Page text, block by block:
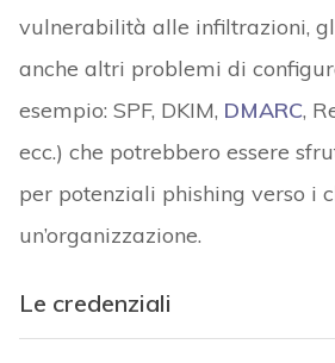
vulnerabilità alle infiltrazioni,
anche altri problemi di
esempio: SPF, DKIM, DMARC,
ecc.) che potrebbero essere
per potenziali phishing verso i
un’organizzazione.
Le credenziali